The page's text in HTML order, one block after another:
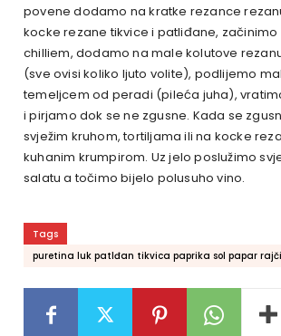
povene dodamo na kratke rezance
kocke rezane tikvice i patliđane, začinimo
chilliem, dodamo na male kolutove
(sve ovisi koliko ljuto volite), podlijemo
temeljcem od peradi (pileća juha),
i pirjamo dok se ne zgusne. Kada se
svježim kruhom, tortiljama ili na kocke
kuhanim krumpirom. Uz jelo poslužimo
salatu a točimo bijelo polusuho vino.
Tags
puretina luk patlđan tikvica paprika sol papar